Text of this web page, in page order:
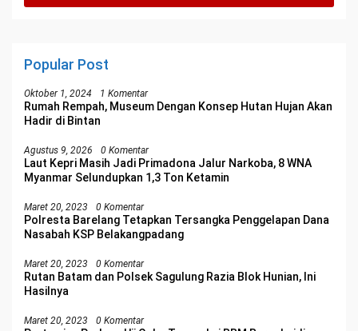
Popular Post
Oktober 1, 2024 1 Komentar
Rumah Rempah, Museum Dengan Konsep Hutan Hujan Akan
Hadir di Bintan
Agustus 9, 2026 0 Komentar
Laut Kepri Masih Jadi Primadona Jalur Narkoba, 8 WNA
Myanmar Selundupkan 1,3 Ton Ketamin
Maret 20, 2023 0 Komentar
Polresta Barelang Tetapkan Tersangka Penggelapan Dana
Nasabah KSP Belakangpadang
Maret 20, 2023 0 Komentar
Rutan Batam dan Polsek Sagulung Razia Blok Hunian, Ini
Hasilnya
Maret 20, 2023 0 Komentar